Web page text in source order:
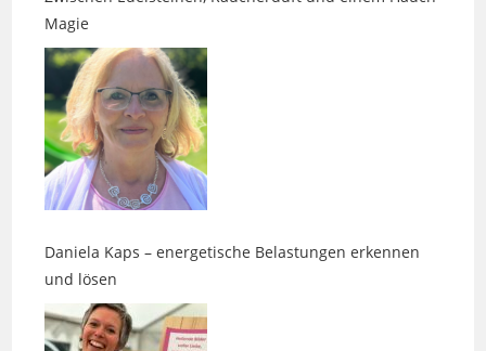
Daniela Kaps – energetische Belastungen erkennen